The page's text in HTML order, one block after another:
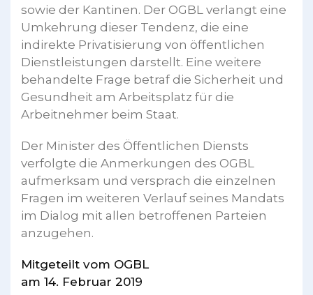
sowie der Kantinen. Der OGBL verlangt eine
Umkehrung dieser Tendenz, die eine
indirekte Privatisierung von öffentlichen
Dienstleistungen darstellt. Eine weitere
behandelte Frage betraf die Sicherheit und
Gesundheit am Arbeitsplatz für die
Arbeitnehmer beim Staat.
Der Minister des Öffentlichen Diensts
verfolgte die Anmerkungen des OGBL
aufmerksam und versprach die einzelnen
Fragen im weiteren Verlauf seines Mandats
im Dialog mit allen betroffenen Parteien
anzugehen.
Mitgeteilt vom OGBL
am 14. Februar 2019